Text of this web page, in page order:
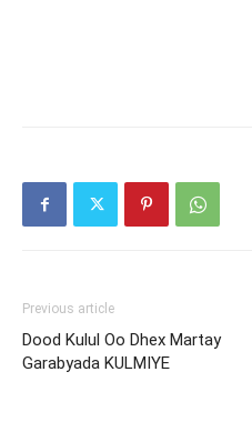
Previous article
Dood Kulul Oo Dhex Martay
Garabyada KULMIYE